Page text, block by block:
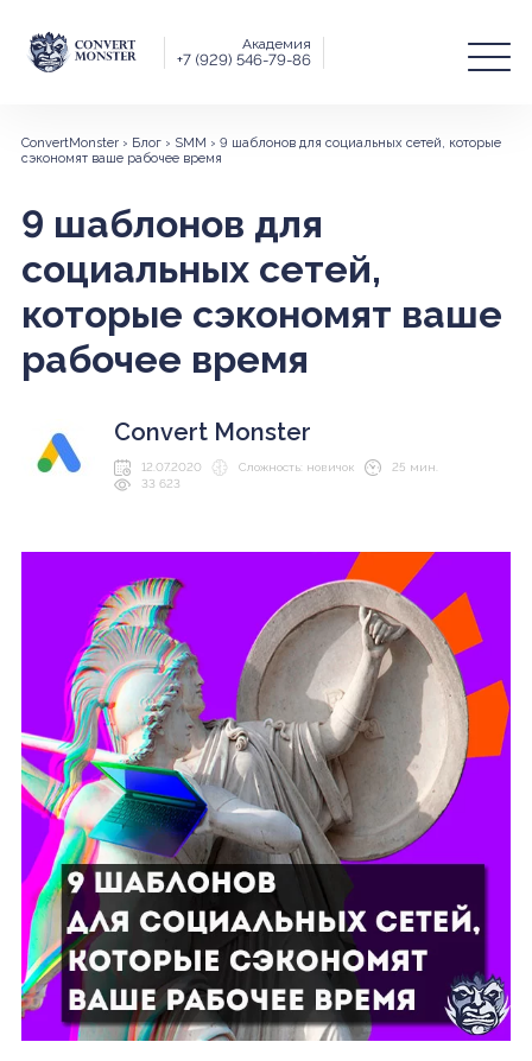
Академия
+7 (929) 546-79-86
ConvertMonster› Блог› SMM › 9 шаблонов для социальных сетей, которые
сэкономят ваше рабочее время
9 шаблонов для
социальных сетей,
которые сэкономят ваше
рабочее время
Convert Monster
12.07.2020 Сложность: новичок
25 мин.
33 623